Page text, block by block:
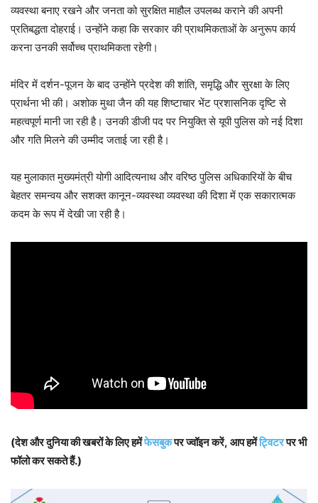
व्यवस्था बनाए रखने और जनता को सुरक्षित माहौल उपलब्ध कराने की अपनी
प्रतिबद्धता दोहराई। उन्होंने कहा कि सरकार की प्राथमिकताओं के अनुरूप कार्य
करना उनकी सर्वोच्च प्राथमिकता रहेगी।
मंदिर में दर्शन-पूजन के बाद उन्होंने प्रदेश की शांति, समृद्धि और सुरक्षा के लिए
प्रार्थना भी की। अशोक मुथा जैन की यह शिष्टाचार भेंट प्रशासनिक दृष्टि से
महत्वपूर्ण मानी जा रही है। उनकी डीजी पद पर नियुक्ति से यूपी पुलिस को नई दिशा
और गति मिलने की उम्मीद जताई जा रही है।
यह मुलाकात मुख्यमंत्री योगी आदित्यनाथ और वरिष्ठ पुलिस अधिकारियों के बीच
बेहतर समन्वय और सशक्त कानून-व्यवस्था व्यवस्था की दिशा में एक सकारात्मक
कदम के रूप में देखी जा रही है।
(देश और दुनिया की खबरों के लिए हमेंफेसबुकपर ज्वॉइन करें, आप हमेंट्विटरपर भी
फॉलो कर सकते हैं.)